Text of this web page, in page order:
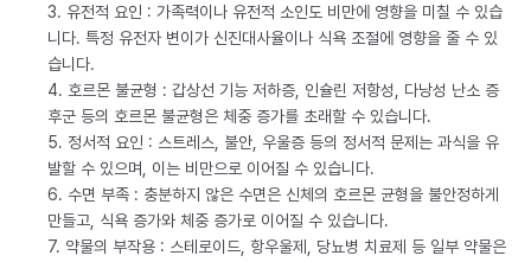
3. 유전적 요인 : 가족력이나 유전적 소인도 비만에 영향을 미칠 수 있습
니다. 특정 유전자 변이가 신진대사율이나 식욕 조절에 영향을 줄 수 있
습니다.
4. 호르몬 불균형 : 갑상선 기능 저하증, 인슐린 저항성, 다낭성 난소 증
후군 등의 호르몬 불균형은 체중 증가를 초래할 수 있습니다.
5. 정서적 요인 : 스트레스, 불안, 우울증 등의 정서적 문제는 과식을 유
발할 수 있으며, 이는 비만으로 이어질 수 있습니다.
6. 수면 부족 : 충분하지 않은 수면은 신체의 호르몬 균형을 불안정하게
만들고, 식욕 증가와 체중 증가로 이어질 수 있습니다.
7. 약물의 부작용 : 스테로이드, 항우울제, 당뇨병 치료제 등 일부 약물은